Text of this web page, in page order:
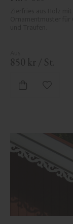
850 kr / St.
Zu